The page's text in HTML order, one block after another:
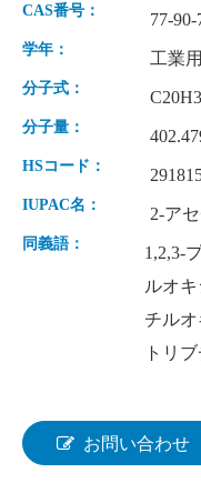
CAS番号： 77-90-
学年： 工業
分子式：
分子量：
HSコード：
IUPAC名： 2-ア
同義語：
1,2,3-
ルオ
チルオ
トリ
お問い合わせ